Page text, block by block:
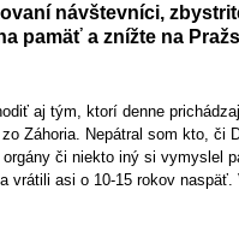
návštevníci,
pamäť a znížte na
aj tým, ktorí denne
Záhoria. Nepátral som kto, či
či niekto iný si vymyslel
vrátili asi o 10-15 rokov naspäť.